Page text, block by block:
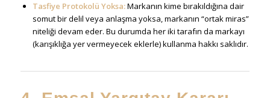
Tasfiye Protokolü Yoksa:Markanın kime bırakıldığına dair
somut bir delil veya anlaşma yoksa, markanın “ortak miras”
niteliği devam eder. Bu durumda her iki tarafın da markayı
(karışıklığa yer vermeyecek eklerle) kullanma hakkı saklıdır.